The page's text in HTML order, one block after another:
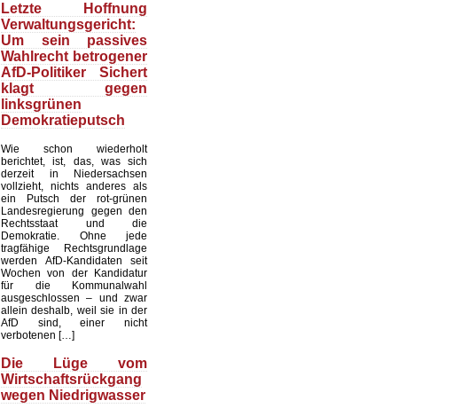
Letzte Hoffnung
Verwaltungsgericht:
Um sein passives
Wahlrecht betrogener
AfD-Politiker Sichert
klagt gegen
linksgrünen
Demokratieputsch
Wie schon wiederholt
berichtet, ist, das, was sich
derzeit in Niedersachsen
vollzieht, nichts anderes als
ein Putsch der rot-grünen
Landesregierung gegen den
Rechtsstaat und die
Demokratie. Ohne jede
tragfähige Rechtsgrundlage
werden AfD-Kandidaten seit
Wochen von der Kandidatur
für die Kommunalwahl
ausgeschlossen – und zwar
allein deshalb, weil sie in der
AfD sind, einer nicht
verbotenen […]
Die Lüge vom
Wirtschaftsrückgang
wegen Niedrigwasser